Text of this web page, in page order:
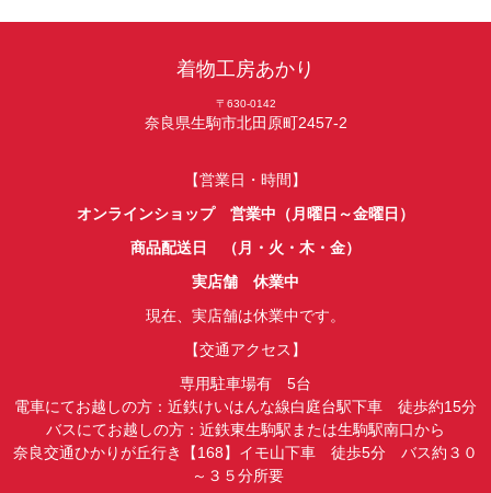
着物工房あかり
〒630-0142
奈良県生駒市北田原町2457-2
【営業日・時間】
オンラインショップ 営業中（月曜日～金曜日）
商品配送日 （月・火・木・金）
実店舗 休業中
現在、実店舗は休業中です。
【交通アクセス】
専用駐車場有 5台
電車にてお越しの方：近鉄けいはんな線白庭台駅下車 徒歩約15分
バスにてお越しの方：近鉄東生駒駅または生駒駅南口から
奈良交通ひかりが丘行き【168】イモ山下車 徒歩5分 バス約３０
～３５分所要